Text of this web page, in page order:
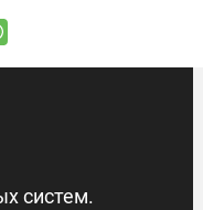
систем.